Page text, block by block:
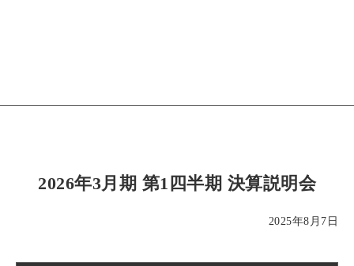
2026年3月期 第1四半期 決算説明会
2025年8月7日